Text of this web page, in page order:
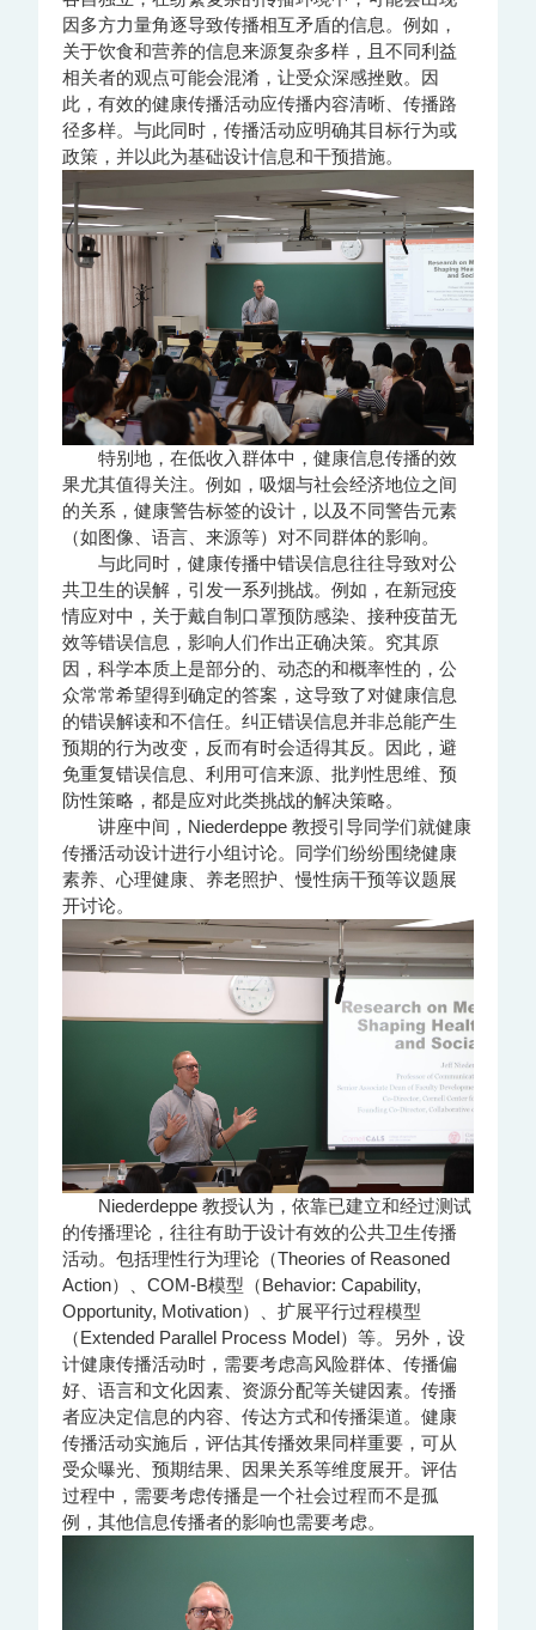
因多方力量角逐导致传播相互矛盾的信息。例如，
关于饮食和营养的信息来源复杂多样，且不同利益
相关者的观点可能会混淆，让受众深感挫败。因
此，有效的健康传播活动应传播内容清晰、传播路
径多样。与此同时，传播活动应明确其目标行为或
政策，并以此为基础设计信息和干预措施。
特别地，在低收入群体中，健康信息传播的效
果尤其值得关注。例如，吸烟与社会经济地位之间
的关系，健康警告标签的设计，以及不同警告元素
（如图像、语言、来源等）对不同群体的影响。
与此同时，健康传播中错误信息往往导致对公
共卫生的误解，引发一系列挑战。例如，在新冠疫
情应对中，关于戴自制口罩预防感染、接种疫苗无
效等错误信息，影响人们作出正确决策。究其原
因，科学本质上是部分的、动态的和概率性的，公
众常常希望得到确定的答案，这导致了对健康信息
的错误解读和不信任。纠正错误信息并非总能产生
预期的行为改变，反而有时会适得其反。因此，避
免重复错误信息、利用可信来源、批判性思维、预
防性策略，都是应对此类挑战的解决策略。
讲座中间，Niederdeppe 教授引导同学们就健康
传播活动设计进行小组讨论。同学们纷纷围绕健康
素养、心理健康、养老照护、慢性病干预等议题展
开讨论。
Niederdeppe 教授认为，依靠已建立和经过测试
的传播理论，往往有助于设计有效的公共卫生传播
活动。包括理性行为理论（Theories of Reasoned
Action）、COM-B模型（Behavior: Capability,
Opportunity, Motivation）、扩展平行过程模型
（Extended Parallel Process Model）等。另外，设
计健康传播活动时，需要考虑高风险群体、传播偏
好、语言和文化因素、资源分配等关键因素。传播
者应决定信息的内容、传达方式和传播渠道。健康
传播活动实施后，评估其传播效果同样重要，可从
受众曝光、预期结果、因果关系等维度展开。评估
过程中，需要考虑传播是一个社会过程而不是孤
例，其他信息传播者的影响也需要考虑。